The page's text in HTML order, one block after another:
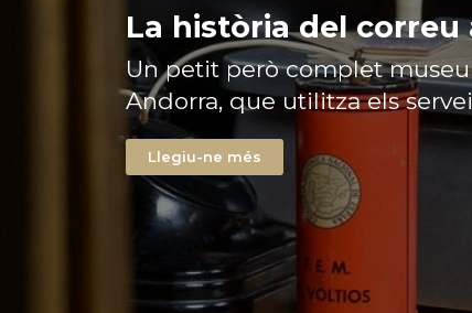
La història del correu
Un petit però complet
Andorra, que utilitza els
Llegiu-ne més